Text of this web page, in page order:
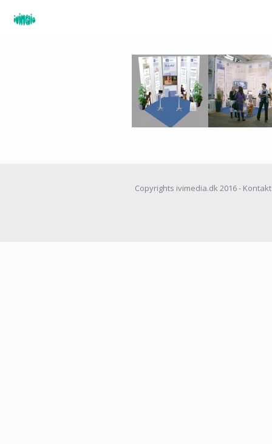
Copyrights ivimedia.dk 2016 -